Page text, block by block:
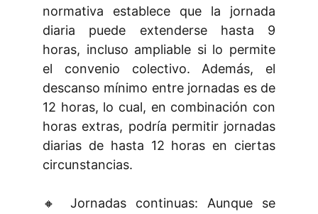
normativa establece que la jornada
diaria puede extenderse hasta 9
horas, incluso ampliable si lo permite
el convenio colectivo. Además, el
descanso mínimo entre jornadas es de
12 horas, lo cual, en combinación con
horas extras, podría permitir jornadas
diarias de hasta 12 horas en ciertas
circunstancias.
🔸 Jornadas continuas: Aunque se